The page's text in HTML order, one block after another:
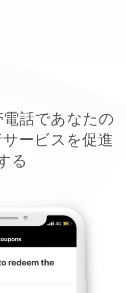
話であなたの
ービスを促進
る